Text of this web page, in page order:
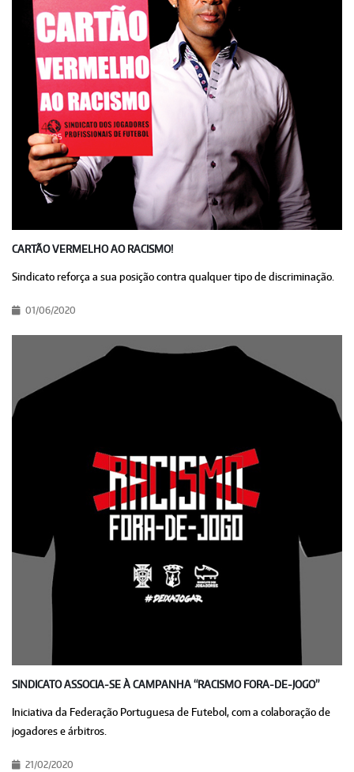
CARTÃO VERMELHO AO RACISMO!
Sindicato reforça a sua posição contra qualquer tipo de discriminação.
01/06/2020
SINDICATO ASSOCIA-SE À CAMPANHA “RACISMO FORA-DE-JOGO”
Iniciativa da Federação Portuguesa de Futebol, com a colaboração de
jogadores e árbitros.
21/02/2020